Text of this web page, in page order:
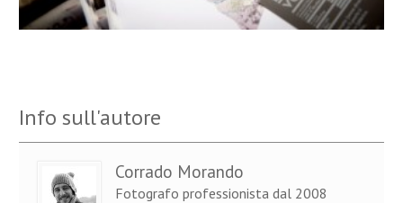
Info sull'autore
Corrado Morando
Fotografo professionista dal 2008